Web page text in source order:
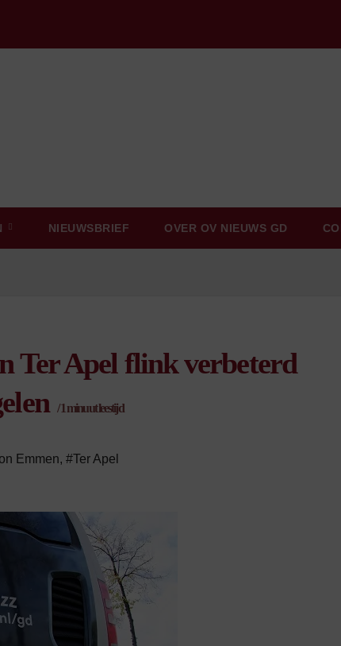
NIEUWSBRIEF OVER OV NIEUWS GD
Ter Apel flink verbeterd
/1 minuut leestijd
Emmen, #Ter Apel